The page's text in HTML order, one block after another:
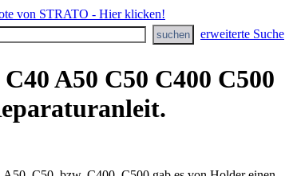
erweiterte Suche
A50 C50 C400 C500